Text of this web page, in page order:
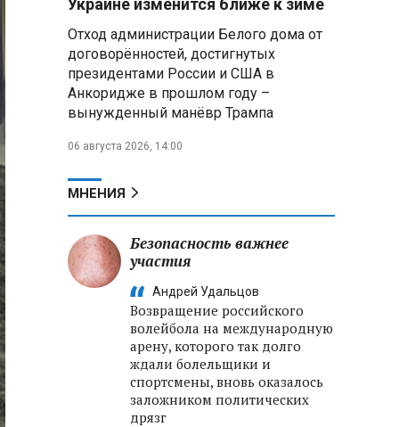
СК РФ: от вторжения
украинских боевиков в Курскую
область погибли 640 мирных
жителей, более 87 тысяч
четыре девушки, в Энгельсе
подросток пострадал при атаке
БПЛА
трое подростков по делу о
подготовке теракта на объекте
Росгвардии
Украине изменится ближе к зиме
Отход администрации Белого дома от
договорённостей, достигнутых
президентами России и США в
Анкоридже в прошлом году –
вынужденный манёвр Трампа
06 августа 2026, 14:00
МНЕНИЯ
Безопасность важнее
участия
Андрей Удальцов
Возвращение российского
волейбола на международную
арену, которого так долго
ждали болельщики и
спортсмены, вновь оказалось
заложником политических
дрязг